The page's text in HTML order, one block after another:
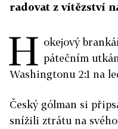
radovat z vítězství
H okejový
pátečním
Washingtonu 2:1 na
Český gólman si
snížili ztrátu na